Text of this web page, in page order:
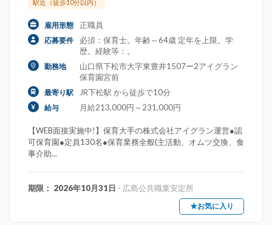
駅近（徒歩10分以内）
雇用形態 正職員
応募要件
必須：保育士。年齢～64歳 定年を上限。学
歴。経験等：。
勤務地
山口県下松市大字東豊井1507ー2アイグラン
保育園宮前
最寄り駅 JR下松駅 から徒歩で10分
給与 月給213,000円～231,000円
【WEB面接実施中!】保育大手の株式会社アイグラン運営●認
可保育園●定員130名●保育業務全般(主活動、オムツ交換、食
事介助...
期限： 2026年10月31日 - 広島公共職業安定所
★お気に入り